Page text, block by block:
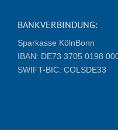
BANKVERBINDUNG:
Sparkasse KölnBonn
IBAN: DE73 3705 0198
SWIFT-BIC: COLSDE33